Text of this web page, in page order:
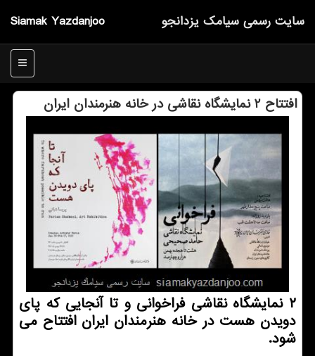
Siamak Yazdanjoo سایت رسمی سیامك یزدانجو
منو
افتتاح 2 نمایشگاه نقاشی در خانه هنرمندان ایران
۲ نمایشگاه نقاشی فراخوانی و تا آنجایی که پای
دویدن هست در خانه هنرمندان ایران افتتاح می
شود.